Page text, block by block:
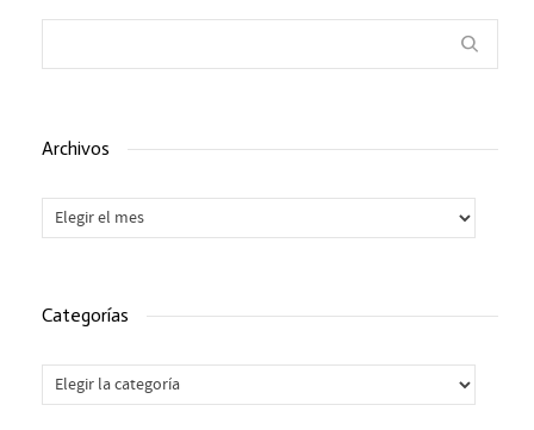
Archivos
Archivos
Categorías
Categorías